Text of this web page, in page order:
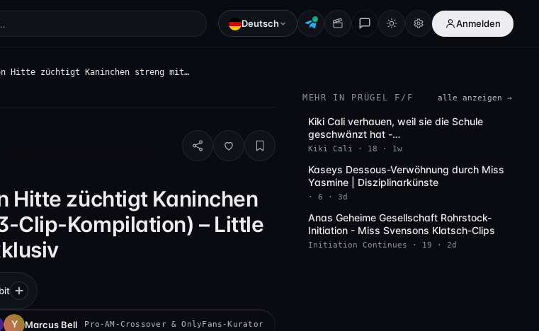
Deutsch Anmelden
Hitte züchtigt Kaninchen streng mit…
Hitte züchtigt Kaninchen
Clip-Kompilation) – Little
Marcus Bell Pro-AM-Crossover & OnlyFans-Kurator
MEHR IN PRÜGEL F/F alle anzeigen →
Full HD
Kiki Cali verhauen, weil sie die Schule
geschwänzt hat -
Assumethepositionstudios
Kiki Cali · 18 · 1w
Full HD
Kaseys Dessous-Verwöhnung durch Miss
Yasmine | Disziplinarkünste
· 6 · 3d
Full HD
Anas Geheime Gesellschaft Rohrstock-
Initiation - Miss Svensons Klatsch-Clips
Initiation Continues · 19 · 2d